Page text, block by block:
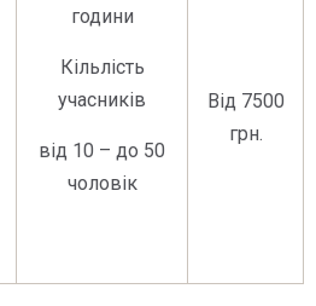
години
Кільлість
учасників
від 10 – до 50
чоловік
Від 7500
грн.